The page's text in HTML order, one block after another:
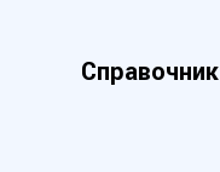
Справочник